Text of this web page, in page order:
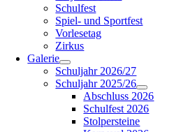
Schulfest
Spiel- und Sportfest
Vorlesetag
Zirkus
Galerie
Schuljahr 2026/27
Schuljahr 2025/26
Abschluss 2026
Schulfest 2026
Stolpersteine